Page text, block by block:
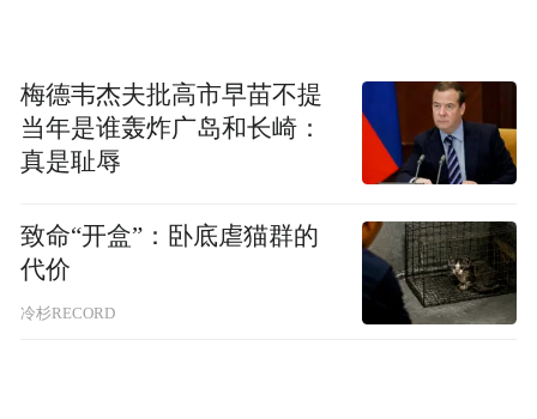
梅德韦杰夫批高市早苗不提
当年是谁轰炸广岛和长崎：
真是耻辱
致命“开盒”：卧底虐猫群的
代价
冷杉RECORD